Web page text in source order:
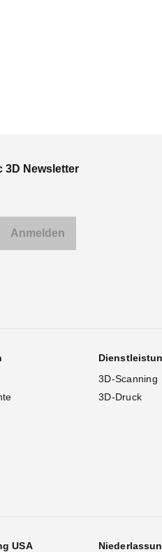
3D Newsletter
3D-Scanning
3D-Druck
USA